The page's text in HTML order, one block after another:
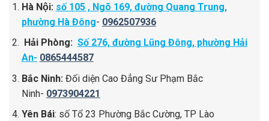
Hà Nội: số 105 , Ngõ 169, đường Quang Trung,
phường Hà Đông- 0962507936
Hải Phòng: Số 276, đường Lũng Đông, phường Hải
An- 0865444587
Bắc Ninh: Đối diện Cao Đẳng Sư Phạm Bắc
Ninh- 0973904221
Yên Bái: số Tổ 23 Phường Bắc Cường, TP Lào